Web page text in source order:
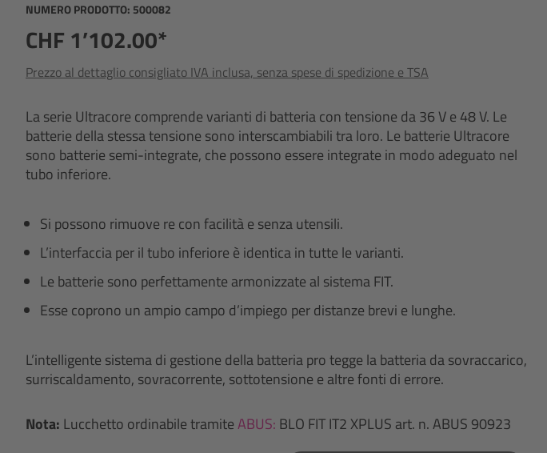
NUMERO PRODOTTO: 500082
CHF 1’102.00*
Prezzo al dettaglio consigliato IVA inclusa, senza spese di spedizione e TSA
La serie Ultracore comprende varianti di batteria con tensione da 36 V e 48 V. Le
batterie della stessa tensione sono interscambiabili tra loro. Le batterie Ultracore
sono batterie semi-integrate, che possono essere integrate in modo adeguato nel
tubo inferiore.
Si possono rimuove re con facilità e senza utensili.
L’interfaccia per il tubo inferiore è identica in tutte le varianti.
Le batterie sono perfettamente armonizzate al sistema FIT.
Esse coprono un ampio campo d’impiego per distanze brevi e lunghe.
L’intelligente sistema di gestione della batteria pro tegge la batteria da sovraccarico,
surriscaldamento, sovracorrente, sottotensione e altre fonti di errore.
Nota: Lucchetto ordinabile tramiteABUS: BLO FIT IT2 XPLUS art. n. ABUS 90923